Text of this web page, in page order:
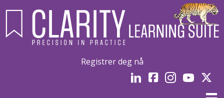
Registrer deg nå
LinkedInFacebookInstagramYouTube